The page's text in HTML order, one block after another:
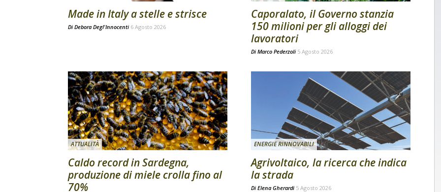
Made in Italy a stelle e strisce
Di Debora Degl'Innocenti 6 Agosto 2026
Caporalato, il Governo stanzia
150 milioni per gli alloggi dei
lavoratori
Di Marco Pederzoli 5 Agosto 2026
ATTUALITÀ
Caldo record in Sardegna,
produzione di miele crolla fino al
70%
ENERGIE RINNOVABILI
Agrivoltaico, la ricerca che indica
la strada
Di Elena Gherardi 5 Agosto 2026